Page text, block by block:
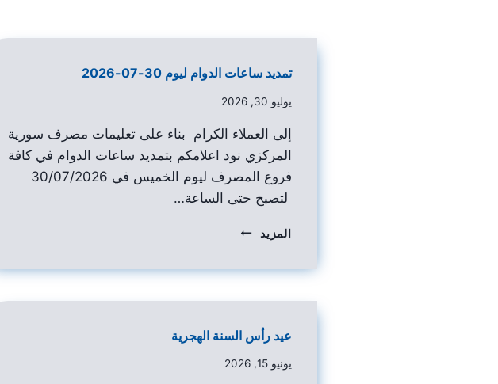
تمديد ساعات الدوام ليوم 30-07-2026
يوليو 30, 2026
إلى العملاء الكرام بناء على تعليمات مصرف سورية
المركزي نود اعلامكم بتمديد ساعات الدوام في كافة
فروع المصرف ليوم الخميس في 30/07/2026
لتصبح حتى الساعة…
المزيد
عيد رأس السنة الهجرية
يونيو 15, 2026